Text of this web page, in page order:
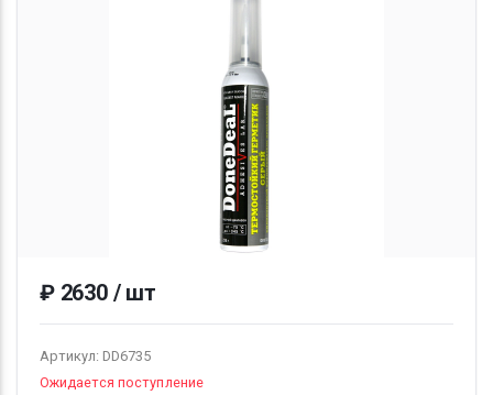
₽ 2630 / шт
Артикул: DD6735
Ожидается поступление